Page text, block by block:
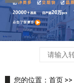
您的位置： 首页 >>